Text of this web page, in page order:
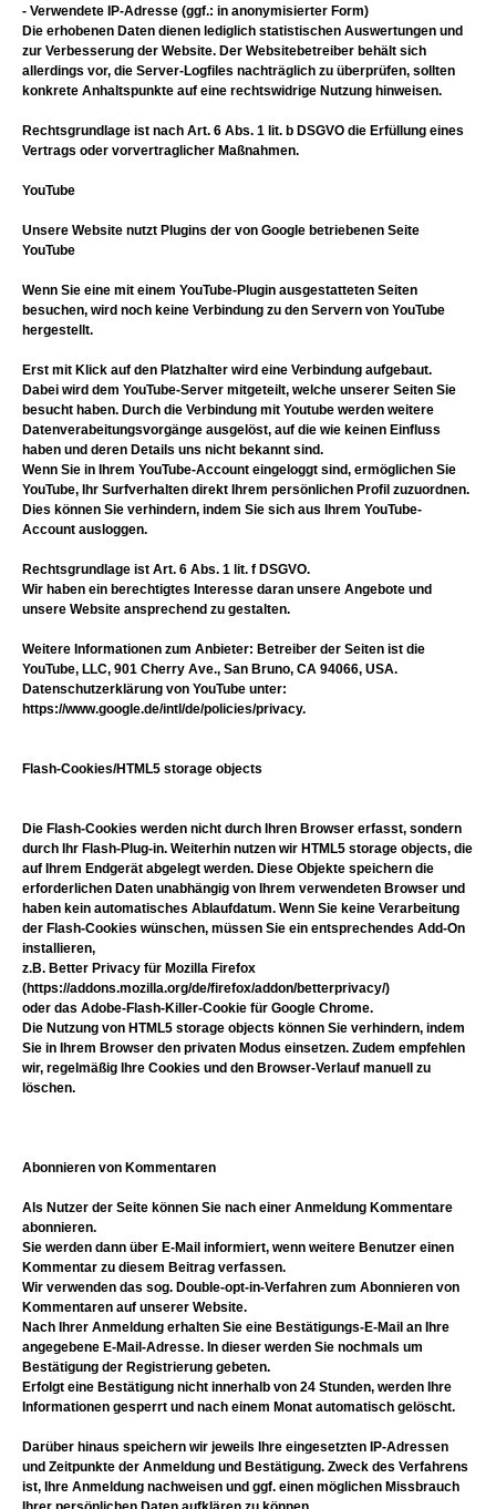
- Verwendete IP-Adresse (ggf.: in anonymisierter Form)
Die erhobenen Daten dienen lediglich statistischen Auswertungen und
zur Verbesserung der Website. Der Websitebetreiber behält sich
allerdings vor, die Server-Logfiles nachträglich zu überprüfen, sollten
konkrete Anhaltspunkte auf eine rechtswidrige Nutzung hinweisen.
Rechtsgrundlage ist nach Art. 6 Abs. 1 lit. b DSGVO die Erfüllung eines
Vertrags oder vorvertraglicher Maßnahmen.
YouTube
Unsere Website nutzt Plugins der von Google betriebenen Seite
YouTube
Wenn Sie eine mit einem YouTube-Plugin ausgestatteten Seiten
besuchen, wird noch keine Verbindung zu den Servern von YouTube
hergestellt.
Erst mit Klick auf den Platzhalter wird eine Verbindung aufgebaut.
Dabei wird dem YouTube-Server mitgeteilt, welche unserer Seiten Sie
besucht haben. Durch die Verbindung mit Youtube werden weitere
Datenverabeitungsvorgänge ausgelöst, auf die wie keinen Einfluss
haben und deren Details uns nicht bekannt sind.
Wenn Sie in Ihrem YouTube-Account eingeloggt sind, ermöglichen Sie
YouTube, Ihr Surfverhalten direkt Ihrem persönlichen Profil zuzuordnen.
Dies können Sie verhindern, indem Sie sich aus Ihrem YouTube-
Account ausloggen.
Rechtsgrundlage ist Art. 6 Abs. 1 lit. f DSGVO.
Wir haben ein berechtigtes Interesse daran unsere Angebote und
unsere Website ansprechend zu gestalten.
Weitere Informationen zum Anbieter: Betreiber der Seiten ist die
YouTube, LLC, 901 Cherry Ave., San Bruno, CA 94066, USA.
Datenschutzerklärung von YouTube unter:
https://www.google.de/intl/de/policies/privacy.
Flash-Cookies/HTML5 storage objects
Die Flash-Cookies werden nicht durch Ihren Browser erfasst, sondern
durch Ihr Flash-Plug-in. Weiterhin nutzen wir HTML5 storage objects, die
auf Ihrem Endgerät abgelegt werden. Diese Objekte speichern die
erforderlichen Daten unabhängig von Ihrem verwendeten Browser und
haben kein automatisches Ablaufdatum. Wenn Sie keine Verarbeitung
der Flash-Cookies wünschen, müssen Sie ein entsprechendes Add-On
installieren,
z.B. Better Privacy für Mozilla Firefox
(https://addons.mozilla.org/de/firefox/addon/betterprivacy/)
oder das Adobe-Flash-Killer-Cookie für Google Chrome.
Die Nutzung von HTML5 storage objects können Sie verhindern, indem
Sie in Ihrem Browser den privaten Modus einsetzen. Zudem empfehlen
wir, regelmäßig Ihre Cookies und den Browser-Verlauf manuell zu
löschen.
Abonnieren von Kommentaren
Als Nutzer der Seite können Sie nach einer Anmeldung Kommentare
abonnieren.
Sie werden dann über E-Mail informiert, wenn weitere Benutzer einen
Kommentar zu diesem Beitrag verfassen.
Wir verwenden das sog. Double-opt-in-Verfahren zum Abonnieren von
Kommentaren auf unserer Website.
Nach Ihrer Anmeldung erhalten Sie eine Bestätigungs-E-Mail an Ihre
angegebene E-Mail-Adresse. In dieser werden Sie nochmals um
Bestätigung der Registrierung gebeten.
Erfolgt eine Bestätigung nicht innerhalb von 24 Stunden, werden Ihre
Informationen gesperrt und nach einem Monat automatisch gelöscht.
Darüber hinaus speichern wir jeweils Ihre eingesetzten IP-Adressen
und Zeitpunkte der Anmeldung und Bestätigung. Zweck des Verfahrens
ist, Ihre Anmeldung nachweisen und ggf. einen möglichen Missbrauch